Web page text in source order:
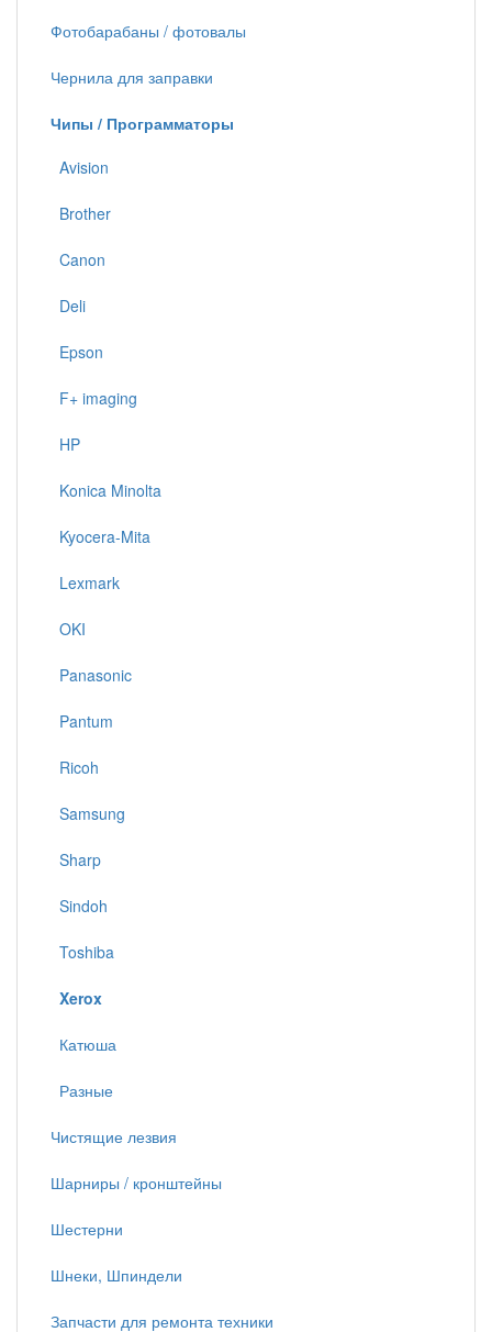
Фотобарабаны / фотовалы
Чернила для заправки
Чипы / Программаторы
Avision
Brother
Canon
Deli
Epson
F+ imaging
HP
Konica Minolta
Kyocera-Mita
Lexmark
OKI
Panasonic
Pantum
Ricoh
Samsung
Sharp
Sindoh
Toshiba
Xerox
Катюша
Разные
Чистящие лезвия
Шарниры / кронштейны
Шестерни
Шнеки, Шпиндели
Запчасти для ремонта техники